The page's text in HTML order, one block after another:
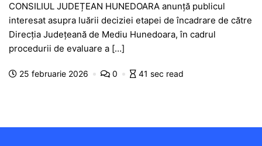
c
e
b
o
at
s
A
p
s
s
e
n
itt
er
e
gr
a
m
s
s
g
ta
je
z
CONSILIUL JUDEȚEAN HUNEDOARA anunță publicul
interesat asupra luării deciziei etapei de încadrare de către
Direcția Județeană de Mediu Hunedoara, în cadrul
procedurii de evaluare a […]
25 februarie 2026 0 41 sec read